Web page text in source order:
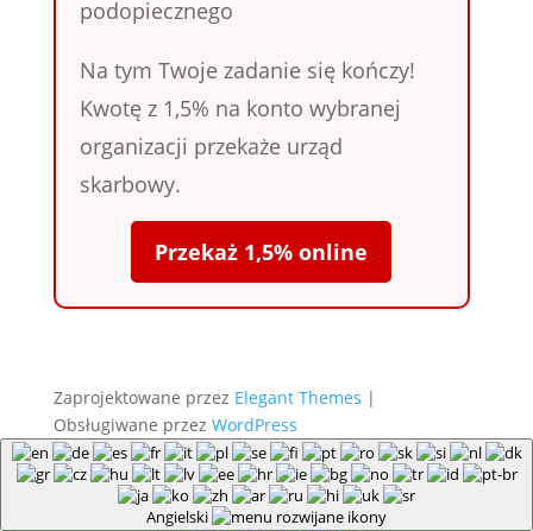
podopiecznego
Na tym Twoje zadanie się kończy!
Kwotę z 1,5% na konto wybranej
organizacji przekaże urząd
skarbowy.
Przekaż 1,5% online
Zaprojektowane przez Elegant Themes |
Obsługiwane przez WordPress
Angielski